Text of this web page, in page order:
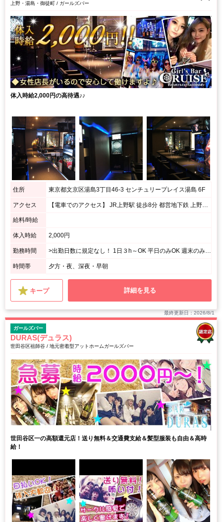
上野・湯島・御徒町 / ガールズバー
体入時給2,000円の高待遇♪♪
住所 東京都文京区湯島3丁目46-3 センチュリープレイス湯島 6F
アクセス 【電車でのアクセス】 JR上野駅 徒歩8分 都営地下鉄 上野御徒町駅/営団地下鉄 上野広小路駅 徒歩5分 JR御徒町駅 徒歩５分 東京メトロ千代田線湯島駅 2番出口徒歩30秒 【徒歩でのアクセス】 上野方面（仲町通り）から春日通り沿いをまっすぐきます。 すしざんまい湯島店が右側に見えますのでそちらのビルの６Fになります。 入り口はすしざんまいの角を右に入っていきます。
給料/時給
体入時給 2,000円
勤務時間 >出勤日数に規定なし！ 1日３h～OK 平日のみOK 週末のみOK
時間帯 夕方・夜、深夜・早朝
キープ 詳細を見る
最終更新日：2026/8/1
ガールズバー
DURAS(デュラス)
世田谷区祖師谷 / 地元密着型アットホームガールズバー
世田谷区一の高額還元店！送り無料＆交通費支給＆髪型服装も自由＆高時
給！